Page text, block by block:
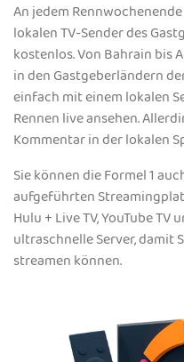
An jedem
lokalen TV-Sender des
kostenlos. Von Bahrain bis
in den Gastgeberländern
einfach mit einem lokalen
Rennen live ansehen.
Kommentar in der lokalen
Sie können die Formel 1
aufgeführten
Hulu + Live TV, YouTube TV
ultraschnelle Server, damit
streamen können.